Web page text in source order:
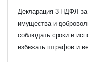
Декларация 3-НДФЛ
имущества и
соблюдать сроки и
избежать штрафов и